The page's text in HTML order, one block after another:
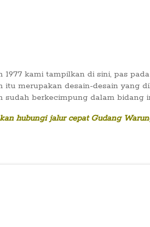
kami tampilkan di sini, pas
merupakan desain-desain yang
berkecimpung dalam bidang
hubungi jalur cepat Gudang